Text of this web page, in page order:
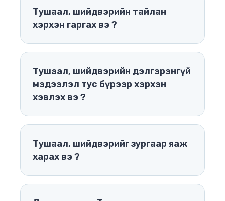
Тушаал, шийдвэрийн тайлан
хэрхэн гаргах вэ ?
Тушаал, шийдвэрийн дэлгэрэнгүй
мэдээлэл тус бүрээр хэрхэн
хэвлэх вэ ?
Тушаал, шийдвэрийг зургаар яаж
харах вэ ?